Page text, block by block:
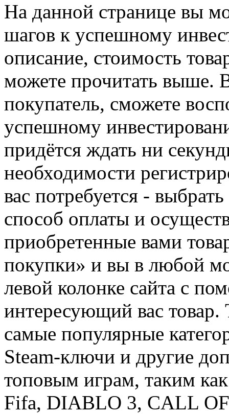
На данной странице вы
шагов к успешному
описание, стоимость
можете прочитать выше.
покупатель, сможете
успешному
придётся ждать ни
необходимости
вас потребуется -
способ оплаты и
приобретенные вами
покупки» и вы в любой
левой колонке сайта с
интересующий вас
самые популярные
Steam-ключи и другие
топовым играм, таким
Fifa, DIABLO 3, CALL